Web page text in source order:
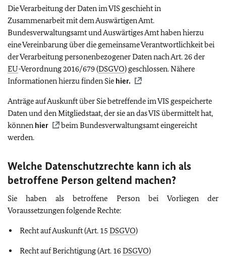
Die Verarbeitung der Daten im VIS geschieht in
Zusammenarbeit mit dem Auswärtigen Amt.
Bundesverwaltungsamt und Auswärtiges Amt haben hierzu
eine Vereinbarung über die gemeinsame Verantwortlichkeit bei
der Verarbeitung personenbezogener Daten nach Art. 26 der
EU-Verordnung 2016/679 (DSGVO) geschlossen. Nähere
Informationen hierzu finden Sie hier.
Anträge auf Auskunft über Sie betreffende im VIS gespeicherte
Daten und den Mitgliedstaat, der sie an das VIS übermittelt hat,
können hier
beim Bundesverwaltungsamt eingereicht
werden.
Welche Datenschutzrechte kann ich als
betroffene Person geltend machen?
Sie haben als betroffene Person bei Vorliegen der
Voraussetzungen folgende Rechte:
Recht auf Auskunft (Art. 15 DSGVO)
Recht auf Berichtigung (Art. 16DSGVO)